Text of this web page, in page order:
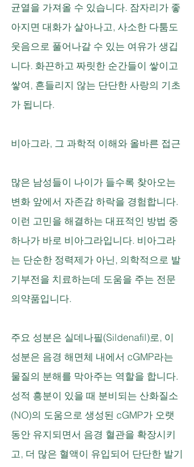
균열을 가져올 수 있습니다. 잠자리가 좋
아지면 대화가 살아나고, 사소한 다툼도
웃음으로 풀어나갈 수 있는 여유가 생깁
니다. 화끈하고 짜릿한 순간들이 쌓이고
쌓여, 흔들리지 않는 단단한 사랑의 기초
가 됩니다.
비아그라, 그 과학적 이해와 올바른 접근
많은 남성들이 나이가 들수록 찾아오는
변화 앞에서 자존감 하락을 경험합니다.
이런 고민을 해결하는 대표적인 방법 중
하나가 바로 비아그라입니다. 비아그라
는 단순한 정력제가 아닌, 의학적으로 발
기부전을 치료하는데 도움을 주는 전문
의약품입니다.
주요 성분은 실데나필(Sildenafil)로, 이
성분은 음경 해면체 내에서 cGMP라는
물질의 분해를 막아주는 역할을 합니다.
성적 흥분이 있을 때 분비되는 산화질소
(NO)의 도움으로 생성된 cGMP가 오랫
동안 유지되면서 음경 혈관을 확장시키
고, 더 많은 혈액이 유입되어 단단한 발기